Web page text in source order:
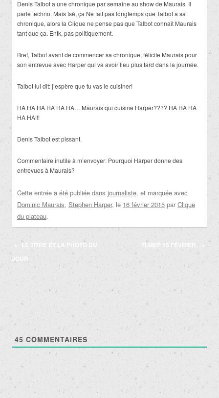
Denis Talbot a une chronique par semaine au show de Maurais. Il
parle techno. Mais tsé, ça Ne fait pas longtemps que Talbot a sa
chronique, alors la Clique ne pense pas que Talbot connaît Maurais
tant que ça. Entk, pas politiquement.
Bref, Talbot avant de commencer sa chronique, félicite Maurais pour
son entrevue avec Harper qui va avoir lieu plus tard dans la journée.
Talbot lui dit: j’espère que tu vas le cuisiner!
HA HA HA HA HA HA… Maurais qui cuisine Harper???? HA HA HA
HA HA!!!
Denis Talbot est pissant.
Commentaire inutile à m’envoyer: Pourquoi Harper donne des
entrevues à Maurais?
Cette entrée a été publiée dans journaliste, et marquée avec
Dominic Maurais, Stephen Harper, le 16 février 2015 par Clique
du plateau.
Navigation
des
← LE TITRE ET LA PHOTO DU
JOUR
TLMEP 15 FÉVRIER.
45 COMMENTAIRES